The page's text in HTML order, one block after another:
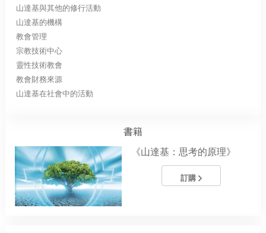
山達基與其他的修行活動
山達基的機構
教會管理
宗教技術中心
靈性技術教會
教會財務來源
山達基在社會中的活動
書籍
《山達基：思考的原理》
訂購